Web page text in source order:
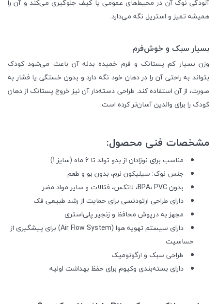
آلودگی نوک آن در محیط‌های عمومی یا کیف جلوگیری می‌کند و آن را
همیشه تمیز و استریل نگه می‌دارد.
بسیار سبک و خوش‌فرم
وزن بسیار کم پستانک و فرم خمیده بدنه آن باعث می‌شود کودک
بتواند به راحتی آن را در دهان خود نگه دارد و بدون خستگی یا فشار به
صورت، از آن استفاده کند. طراحی دسته‌دار آن نیز خروج پستانک از دهان
کودک را برای والدین آسان‌تر کرده است.
مشخصات فنی محصول:
مناسب برای نوزادان از بدو تولد تا 6 ماه (سایز 1)
جنس نوک: سیلیکون نرم، بدون بو و طعم
بدون BPA، PVC، لاتکس، فتالات و سایر مواد مضر
دارای طراحی ارتودنسی برای حمایت از رشد طبیعی فک
مجهز به درپوش محافظ و زنجیر پلی‌استری
دارای سیستم تهویه هوا (Air Flow System) برای پیشگیری از
حساسیت
طراحی سبک و ارگونومیک
دارای بسته‌بندی وکیوم برای حفظ بهداشت اولیه